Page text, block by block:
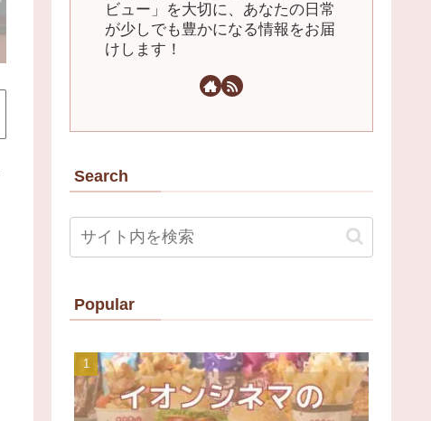
ビュー」を大切に、あなたの日常
が少しでも豊かになる情報をお届
けします！
Search
Popular